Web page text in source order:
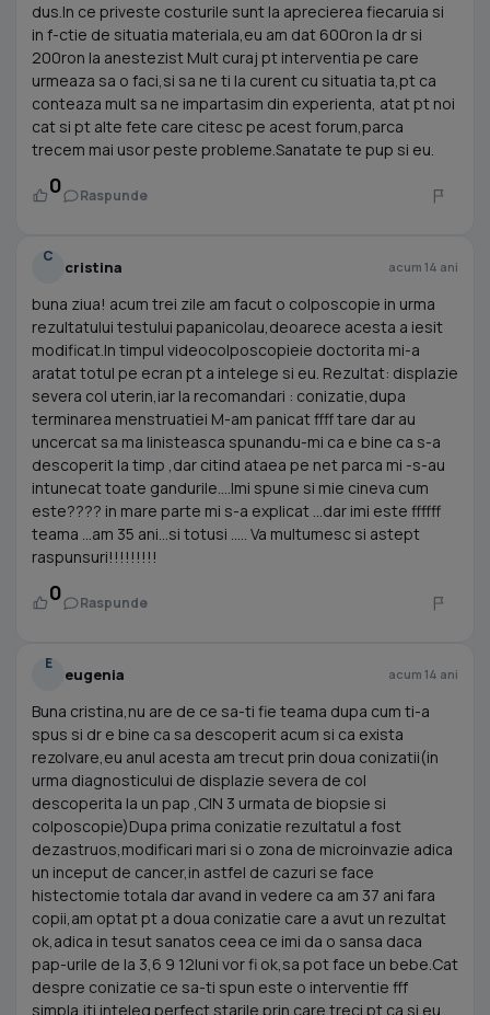
dus.In ce priveste costurile sunt la aprecierea fiecaruia si
in f-ctie de situatia materiala,eu am dat 600ron la dr si
200ron la anestezist Mult curaj pt interventia pe care
urmeaza sa o faci,si sa ne ti la curent cu situatia ta,pt ca
conteaza mult sa ne impartasim din experienta, atat pt noi
cat si pt alte fete care citesc pe acest forum,parca
trecem mai usor peste probleme.Sanatate te pup si eu.
0 Raspunde
C
cristina acum 14 ani
buna ziua! acum trei zile am facut o colposcopie in urma
rezultatului testului papanicolau,deoarece acesta a iesit
modificat.In timpul videocolposcopieie doctorita mi-a
aratat totul pe ecran pt a intelege si eu. Rezultat: displazie
severa col uterin,iar la recomandari : conizatie,dupa
terminarea menstruatiei M-am panicat ffff tare dar au
uncercat sa ma linisteasca spunandu-mi ca e bine ca s-a
descoperit la timp ,dar citind ataea pe net parca mi -s-au
intunecat toate gandurile....Imi spune si mie cineva cum
este???? in mare parte mi s-a explicat ...dar imi este ffffff
teama ...am 35 ani...si totusi ..... Va multumesc si astept
raspunsuri!!!!!!!!!
0 Raspunde
E
eugenia acum 14 ani
Buna cristina,nu are de ce sa-ti fie teama dupa cum ti-a
spus si dr e bine ca sa descoperit acum si ca exista
rezolvare,eu anul acesta am trecut prin doua conizatii(in
urma diagnosticului de displazie severa de col
descoperita la un pap ,CIN 3 urmata de biopsie si
colposcopie)Dupa prima conizatie rezultatul a fost
dezastruos,modificari mari si o zona de microinvazie adica
un inceput de cancer,in astfel de cazuri se face
histectomie totala dar avand in vedere ca am 37 ani fara
copii,am optat pt a doua conizatie care a avut un rezultat
ok,adica in tesut sanatos ceea ce imi da o sansa daca
pap-urile de la 3,6 9 12luni vor fi ok,sa pot face un bebe.Cat
despre conizatie ce sa-ti spun este o interventie fff
simpla,iti inteleg perfect starile prin care treci pt ca si eu